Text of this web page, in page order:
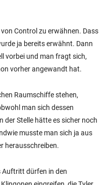
Control zu erwähnen. Dass
ja bereits erwähnt. Dann
vorbei und man fragt sich,
vorher angewandt hat.
Raumschiffe stehen,
man sich dessen
der Stelle hätte es sicher noch
musste man sich ja aus
herausschreiben.
Auftritt dürfen in den